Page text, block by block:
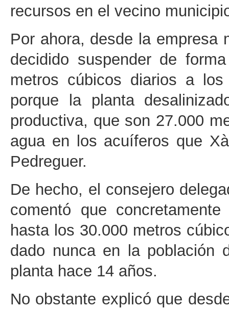
recursos en el vecino
Por ahora, desde la empresa
decidido suspender de
metros cúbicos diarios a
porque la planta
productiva, que son 27.000
agua en los acuíferos que
Pedreguer.
De hecho, el consejero
comentó que
hasta los 30.000 metros
dado nunca en la población
planta hace 14 años.
No obstante explicó que